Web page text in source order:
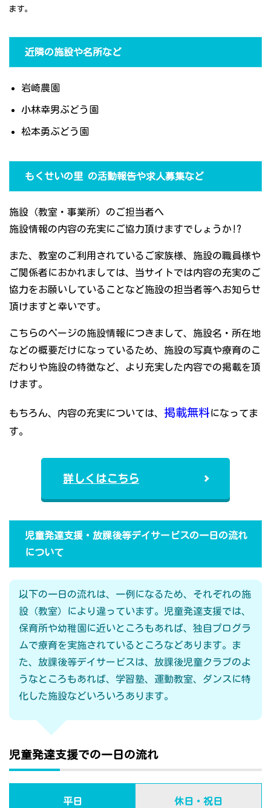
ます。
近隣の施設や名所など
岩崎農園
小林幸男ぶどう園
松本勇ぶどう園
もくせいの里 の活動報告や求人募集など
施設（教室・事業所）のご担当者へ
施設情報の内容の充実にご協力頂けますでしょうか!?
また、教室のご利用されているご家族様、施設の職員様や
ご関係者におかれましては、当サイトでは内容の充実のご
協力をお願いしていることなど施設の担当者等へお知らせ
頂けますと幸いです。
こちらのページの施設情報につきまして、施設名・所在地
などの概要だけになっているため、施設の写真や療育のこ
だわりや施設の特徴など、より充実した内容での掲載を頂
けます。
もちろん、内容の充実については、 掲載無料になってま
す。
詳しくはこちら
児童発達支援・放課後等デイサービスの一日の流れ
について
以下の一日の流れは、一例になるため、それぞれの施
設（教室）により違っています。児童発達支援では、
保育所や幼稚園に近いところもあれば、独自プログラ
ムで療育を実施されているところなどあります。ま
た、放課後等デイサービスは、放課後児童クラブのよ
うなところもあれば、学習塾、運動教室、ダンスに特
化した施設などいろいろあります。
児童発達支援での一日の流れ
平日 休日・祝日